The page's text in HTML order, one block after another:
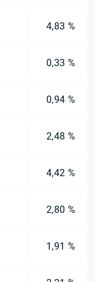
4,83 %
0,33 %
0,94 %
2,48 %
4,42 %
2,80 %
1,91 %